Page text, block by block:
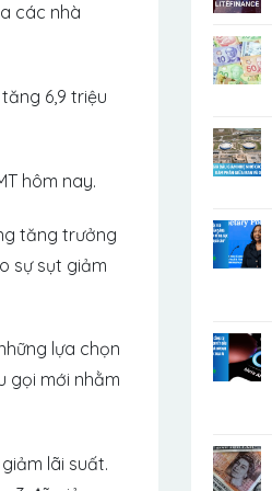
các nhà
6,9 triệu
hôm nay.
tăng trưởng
sự sụt giảm
lựa chọn
gọi mới nhằm
lãi suất.